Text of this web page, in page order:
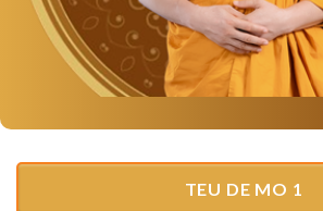
TEU DE MO 1